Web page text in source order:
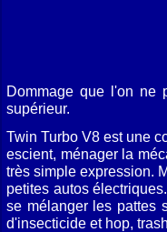
Dommage que l'on ne
supérieur.
Twin Turbo V8 est une
escient, ménager la
très simple expression.
petites autos
se mélanger les pattes
d'insecticide et hop,